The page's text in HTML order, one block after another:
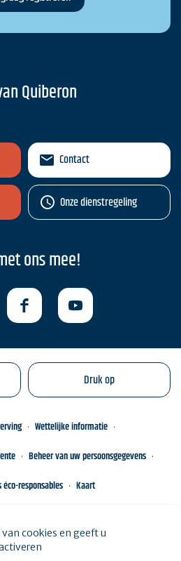
Quiberon
Contact
Onze dienstregeling
ons mee!
Druk op
Wettelijke informatie
Beheer van uw persoonsgegevens
responsables
Kaart
cookies en geeft u